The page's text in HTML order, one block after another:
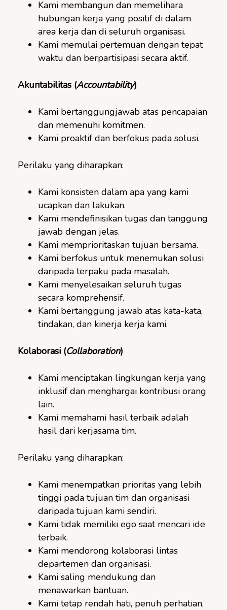
Kami membangun dan memelihara
hubungan kerja yang positif di dalam
area kerja dan di seluruh organisasi.
Kami memulai pertemuan dengan tepat
waktu dan berpartisipasi secara aktif.
Akuntabilitas (Accountability)
Kami bertanggungjawab atas pencapaian
dan memenuhi komitmen.
Kami proaktif dan berfokus pada solusi.
Perilaku yang diharapkan:
Kami konsisten dalam apa yang kami
ucapkan dan lakukan.
Kami mendefinisikan tugas dan tanggung
jawab dengan jelas.
Kami memprioritaskan tujuan bersama.
Kami berfokus untuk menemukan solusi
daripada terpaku pada masalah.
Kami menyelesaikan seluruh tugas
secara komprehensif.
Kami bertanggung jawab atas kata-kata,
tindakan, dan kinerja kerja kami.
Kolaborasi (Collaboration)
Kami menciptakan lingkungan kerja yang
inklusif dan menghargai kontribusi orang
lain.
Kami memahami hasil terbaik adalah
hasil dari kerjasama tim.
Perilaku yang diharapkan:
Kami menempatkan prioritas yang lebih
tinggi pada tujuan tim dan organisasi
daripada tujuan kami sendiri.
Kami tidak memiliki ego saat mencari ide
terbaik.
Kami mendorong kolaborasi lintas
departemen dan organisasi.
Kami saling mendukung dan
menawarkan bantuan.
Kami tetap rendah hati, penuh perhatian,